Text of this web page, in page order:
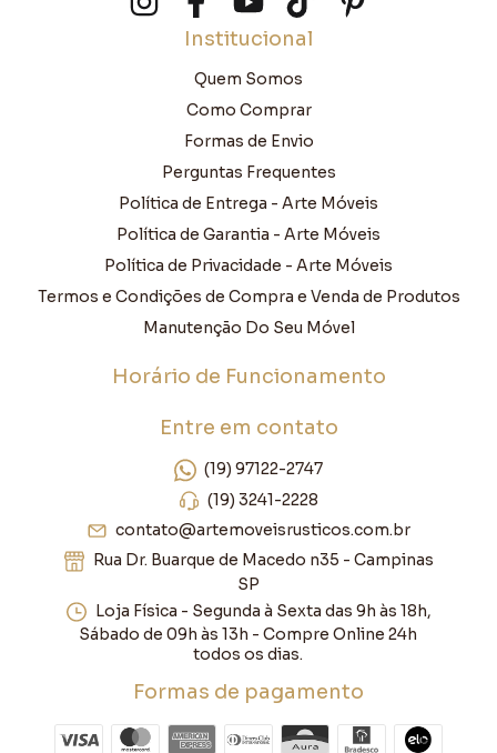
Institucional
Quem Somos
Como Comprar
Formas de Envio
Perguntas Frequentes
Política de Entrega - Arte Móveis
Política de Garantia - Arte Móveis
Política de Privacidade - Arte Móveis
Termos e Condições de Compra e Venda de Produtos
Manutenção Do Seu Móvel
Horário de Funcionamento
Entre em contato
(19) 97122-2747
(19) 3241-2228
contato@artemoveisrusticos.com.br
Rua Dr. Buarque de Macedo n35 - Campinas
SP
Loja Física - Segunda à Sexta das 9h às 18h,
Sábado de 09h às 13h - Compre Online 24h
todos os dias.
Formas de pagamento